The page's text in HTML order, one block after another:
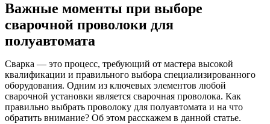
Важные моменты при выборе
сварочной проволоки для
полуавтомата
Сварка — это процесс, требующий от мастера высокой
квалификации и правильного выбора специализированного
оборудования. Одним из ключевых элементов любой
сварочной установки является сварочная проволока. Как
правильно выбрать проволоку для полуавтомата и на что
обратить внимание? Об этом расскажем в данной статье.